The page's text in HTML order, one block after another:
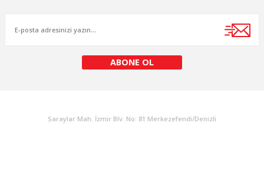
ABONE OL
Saraylar Mah. İzmir Blv. No: 81 Merkezefendi/Denizli